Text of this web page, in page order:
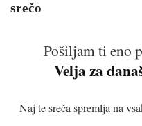
srečo
Pošiljam ti eno
Velja za
Naj te sreča spremlja na